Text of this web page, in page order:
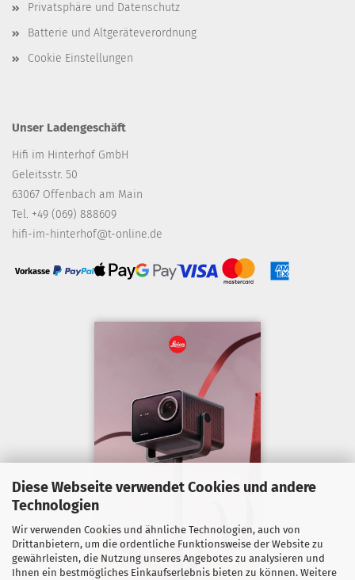
Diese Webseite verwendet Cookies und andere
Technologien
Wir verwenden Cookies und ähnliche Technologien, auch von
Drittanbietern, um die ordentliche Funktionsweise der Website zu
gewährleisten, die Nutzung unseres Angebotes zu analysieren und
Ihnen ein bestmögliches Einkaufserlebnis bieten zu können. Weitere
Privatsphäre und Datenschutz
Batterie und Altgeräteverordnung
Cookie Einstellungen
Unser Ladengeschäft
Hifi im Hinterhof GmbH
Geleitsstr. 50
63067 Offenbach am Main
Tel. +49 (069) 888609
hifi-im-hinterhof@t-online.de
Vorkasse